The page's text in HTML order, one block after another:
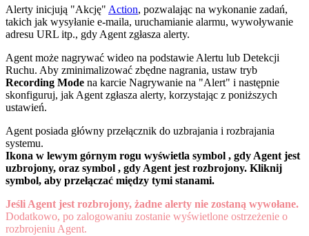
Alerty inicjują "Akcję" Action, pozwalając na wykonanie zadań,
takich jak wysyłanie e-maila, uruchamianie alarmu, wywoływanie
adresu URL itp., gdy Agent zgłasza alerty.
Agent może nagrywać wideo na podstawie Alertu lub Detekcji
Ruchu. Aby zminimalizować zbędne nagrania, ustaw tryb
Recording Mode na karcie Nagrywanie na "Alert" i następnie
skonfiguruj, jak Agent zgłasza alerty, korzystając z poniższych
ustawień.
Agent posiada główny przełącznik do uzbrajania i rozbrajania
systemu.
Ikona w lewym górnym rogu wyświetla symbol , gdy Agent jest
uzbrojony, oraz symbol , gdy Agent jest rozbrojony. Kliknij
symbol, aby przełączać między tymi stanami.
Jeśli Agent jest rozbrojony, żadne alerty nie zostaną wywołane.
Dodatkowo, po zalogowaniu zostanie wyświetlone ostrzeżenie o
rozbrojeniu Agent.